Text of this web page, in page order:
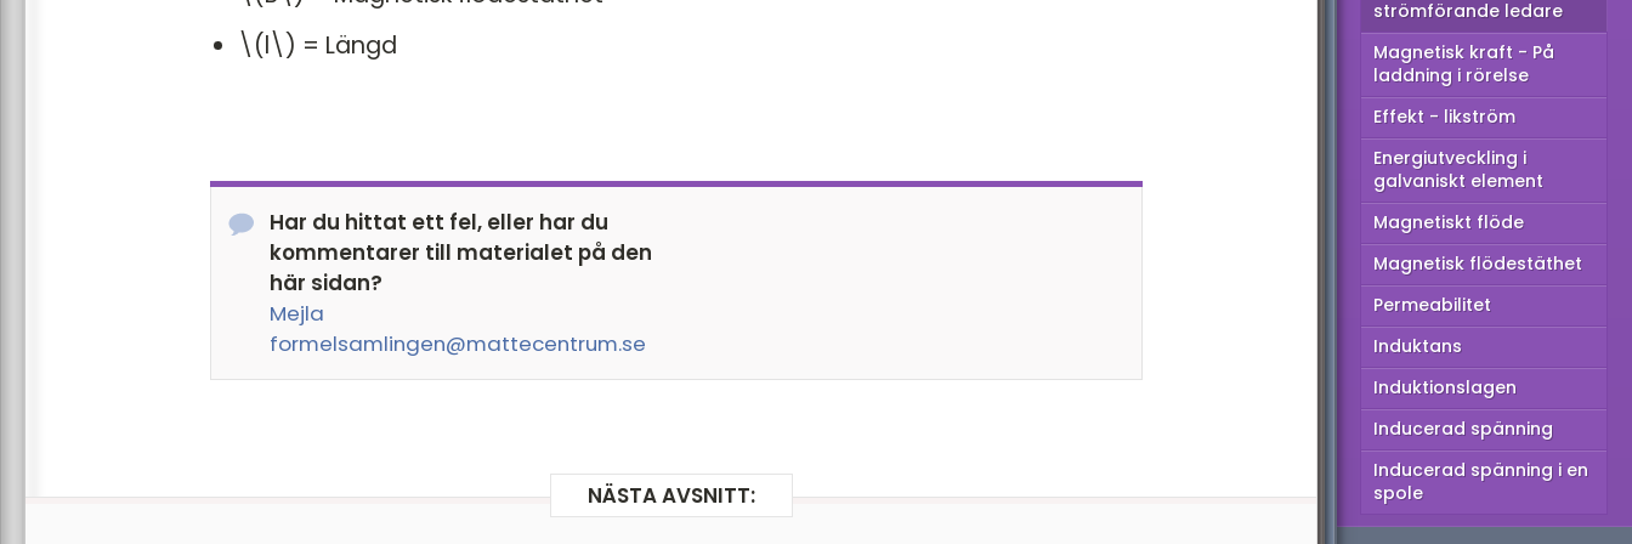
\(l\) = Längd
Har du hittat ett fel, eller har du
kommentarer till materialet på den
här sidan?
Mejla
formelsamlingen@mattecentrum.se
NÄSTA AVSNITT:
strömförande ledare
Magnetisk kraft - På
laddning i rörelse
Effekt - likström
Energiutveckling i
galvaniskt element
Magnetiskt flöde
Magnetisk flödestäthet
Permeabilitet
Induktans
Induktionslagen
Inducerad spänning
Inducerad spänning i en
spole